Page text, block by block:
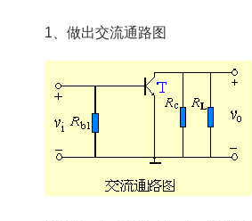
1、做出交流通路图